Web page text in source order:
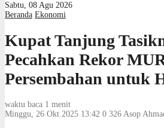
Sabtu, 08 Agu 2026
Beranda Ekonomi
Kupat Tanjung
Pecahkan Rekor
Persembahan untuk
waktu baca 1 menit
Minggu, 26 Okt 2025 13:42 0 326 Asop